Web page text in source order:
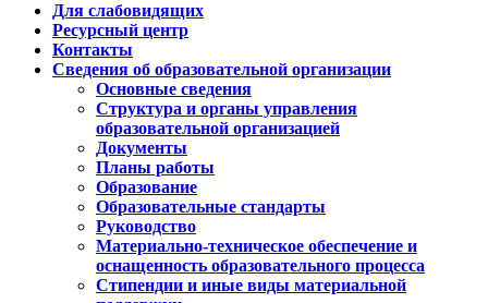
Для слабовидящих
Ресурсный центр
Контакты
Сведения об образовательной организации
Основные сведения
Структура и органы управления
образовательной организацией
Документы
Планы работы
Образование
Образовательные стандарты
Руководство
Материально-техническое обеспечение и
оснащенность образовательного процесса
Стипендии и иные виды материальной